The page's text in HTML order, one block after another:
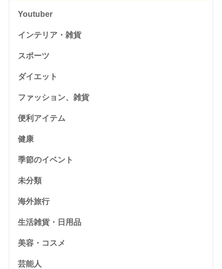
Youtuber
インテリア・雑貨
スポーツ
ダイエット
ファッション、雑貨
便利アイテム
健康
季節のイベント
未分類
海外旅行
生活雑貨・日用品
美容・コスメ
芸能人